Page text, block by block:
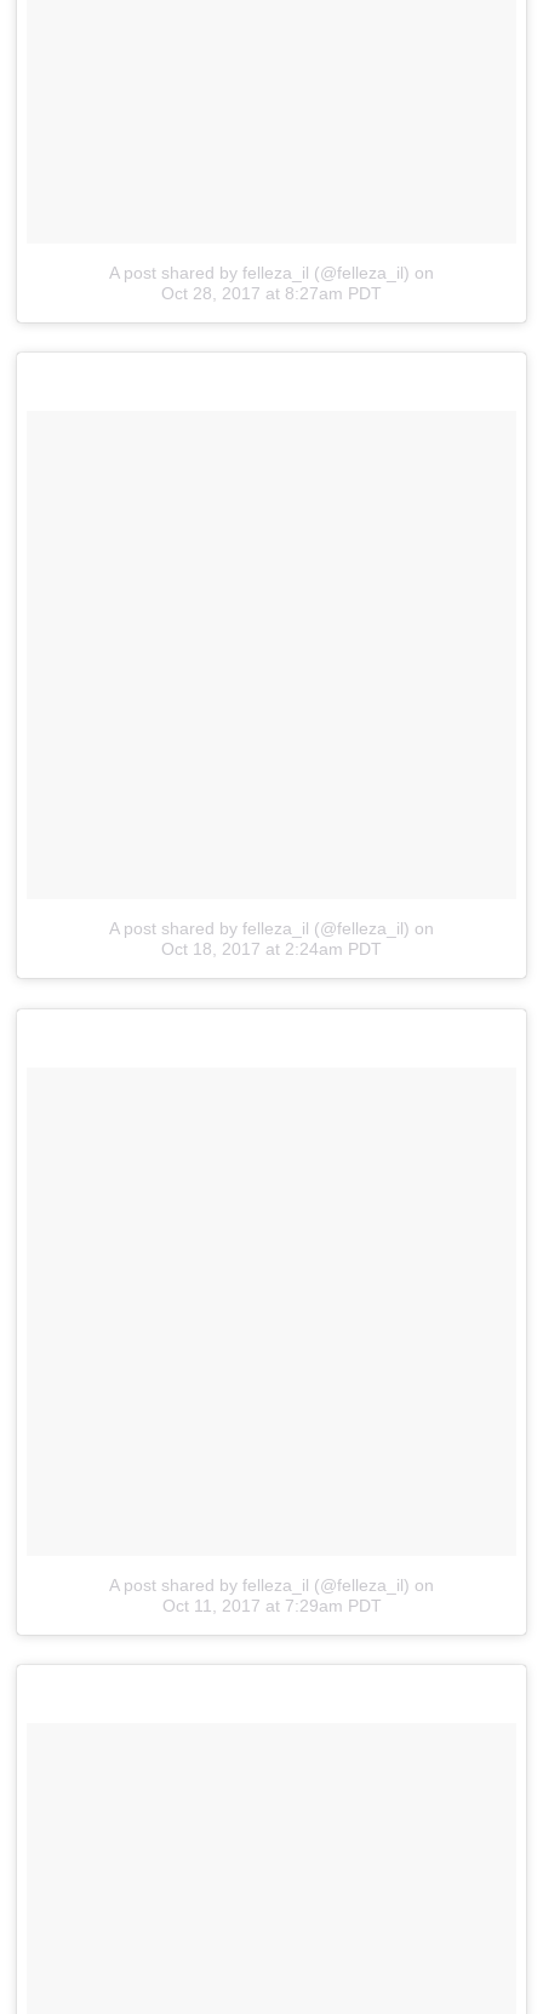
A post shared by felleza_il (@felleza_il) on
Oct 28, 2017 at 8:27am PDT
A post shared by felleza_il (@felleza_il) on
Oct 18, 2017 at 2:24am PDT
A post shared by felleza_il (@felleza_il) on
Oct 11, 2017 at 7:29am PDT